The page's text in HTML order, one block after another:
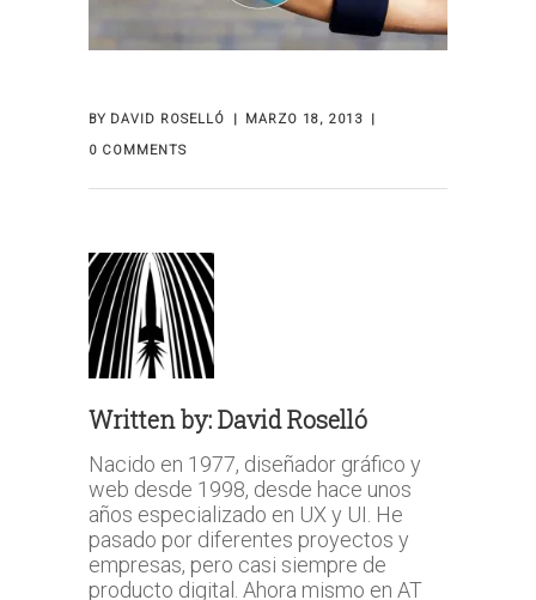
BY DAVID ROSELLÓ
MARZO 18, 2013
0 COMMENTS
Written by:David Roselló
Nacido en 1977, diseñador gráfico y
web desde 1998, desde hace unos
años especializado en UX y UI. He
pasado por diferentes proyectos y
empresas, pero casi siempre de
producto digital. Ahora mismo en AT